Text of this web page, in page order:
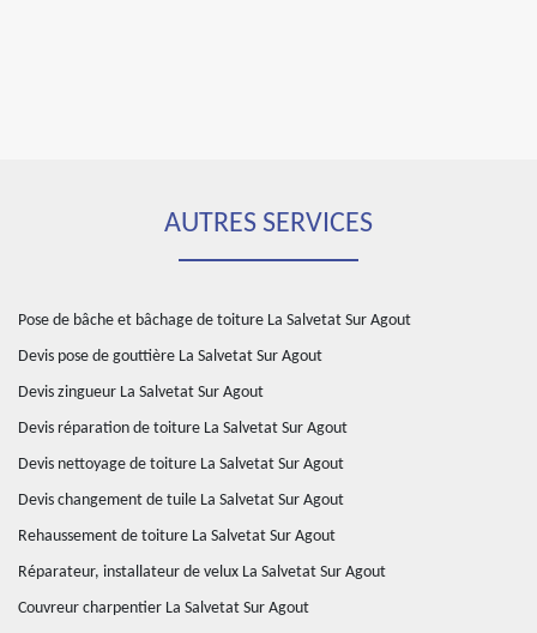
AUTRES SERVICES
Pose de bâche et bâchage de toiture La Salvetat Sur Agout
Devis pose de gouttière La Salvetat Sur Agout
Devis zingueur La Salvetat Sur Agout
Devis réparation de toiture La Salvetat Sur Agout
Devis nettoyage de toiture La Salvetat Sur Agout
Devis changement de tuile La Salvetat Sur Agout
Rehaussement de toiture La Salvetat Sur Agout
Réparateur, installateur de velux La Salvetat Sur Agout
Couvreur charpentier La Salvetat Sur Agout